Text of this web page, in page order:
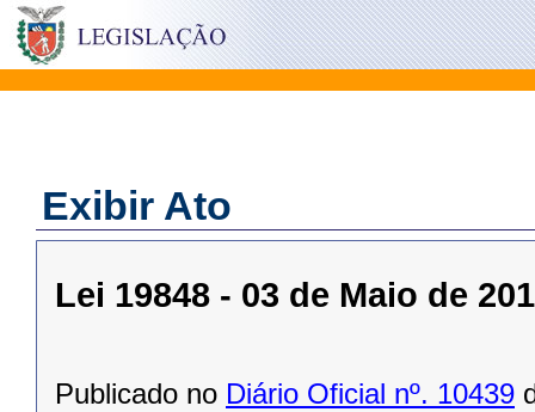
Exibir Ato
Lei 19848 - 03 de Maio de
Publicado no Diário Oficial nº. 10439